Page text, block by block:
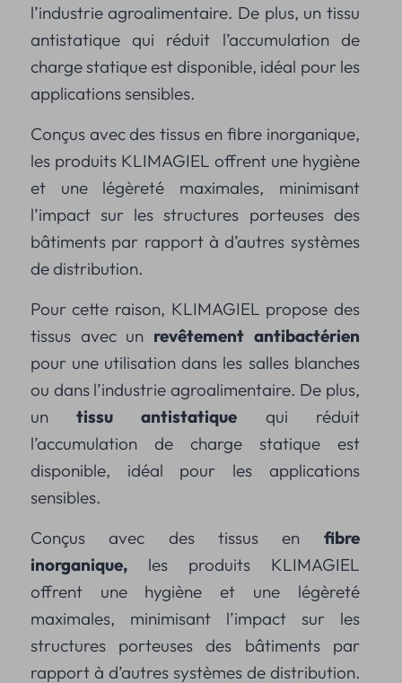
l’industrie agroalimentaire. De plus, un tissu
antistatique qui réduit l’accumulation de
charge statique est disponible, idéal pour les
applications sensibles.
Conçus avec des tissus en fibre inorganique,
les produits KLIMAGIEL offrent une hygiène
et une légèreté maximales, minimisant
l’impact sur les structures porteuses des
bâtiments par rapport à d’autres systèmes
de distribution.
Pour cette raison, KLIMAGIEL propose des
tissus avec un revêtement antibactérien
pour une utilisation dans les salles blanches
ou dans l’industrie agroalimentaire. De plus,
untissu antistatique qui réduit
l’accumulation de charge statique est
disponible, idéal pour les applications
sensibles.
Conçus avec des tissus en fibre
inorganique,les produits KLIMAGIEL
offrent une hygiène et une légèreté
maximales, minimisant l’impact sur les
structures porteuses des bâtiments par
rapport à d’autres systèmes de distribution.